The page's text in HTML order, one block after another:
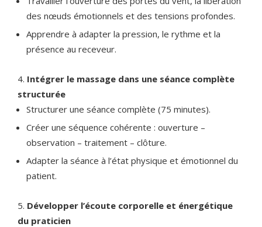
des nœuds émotionnels et des tensions profondes.
Apprendre à adapter la pression, le rythme et la
présence au receveur.
Intégrer le massage dans une séance complète
structurée
Structurer une séance complète (75 minutes).
Créer une séquence cohérente : ouverture –
observation – traitement – clôture.
Adapter la séance à l’état physique et émotionnel du
patient.
Développer l’écoute corporelle et énergétique
du praticien